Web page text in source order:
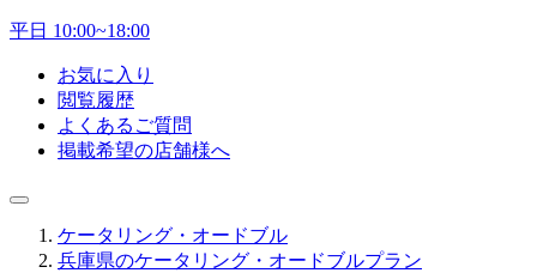
平日 10:00~18:00
お気に入り
閲覧履歴
よくあるご質問
掲載希望の店舗様へ
ケータリング・オードブル
兵庫県のケータリング・オードブルプラン